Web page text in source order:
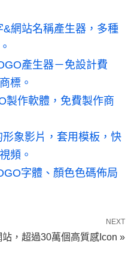
網站名稱產生器，多種
產生器－免設計費
標。
製作軟體，免費製作商
象影片，套用模板，快
頻。
字體、顏色色碼佈局
NEXT
，超過30萬個高質感Icon »